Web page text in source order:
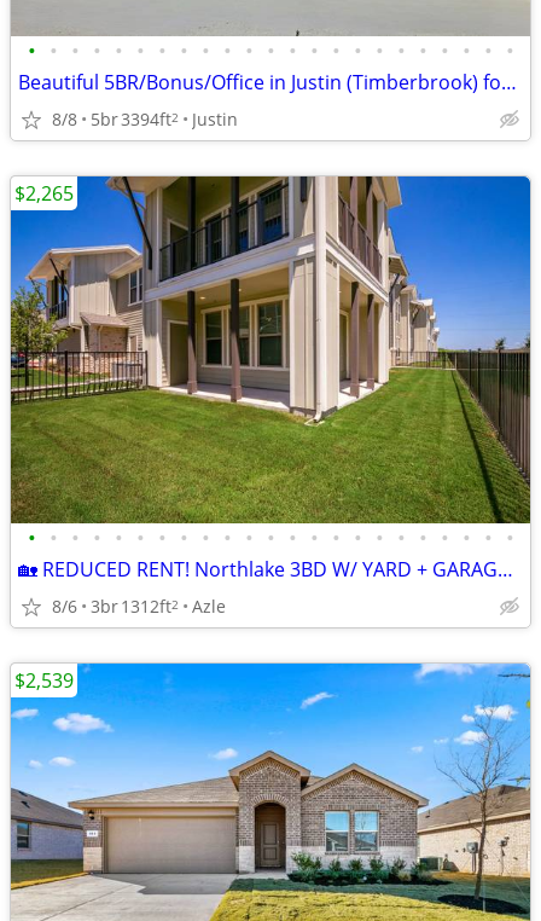
• • • • • • • • • • • • • • • • • • • • • • •
Beautiful 5BR/Bonus/Office in Justin (Timberbrook) for Rent
8/8 5br3394ft2 Justin
• • • • • • • • • • • • • • • • • • • • • • •
🏡 REDUCED RENT! Northlake 3BD W/ YARD + GARAGE!🏡
8/6 3br1312ft2 Azle
$2,265
$2,539